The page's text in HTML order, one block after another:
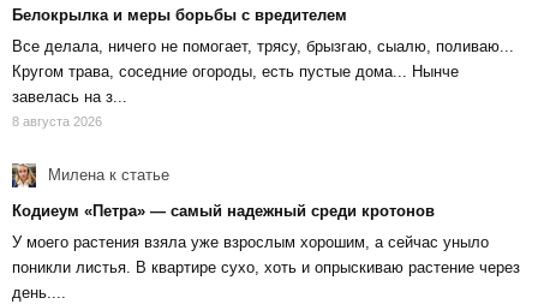
Белокрылка и меры борьбы с вредителем
Все делала, ничего не помогает, трясу, брызгаю, сыалю, поливаю...
Кругом трава, соседние огороды, есть пустые дома... Нынче
завелась на з...
8 августа 2026
Милена к статье
Кодиеум «Петра» — самый надежный среди кротонов
У моего растения взяла уже взрослым хорошим, а сейчас уныло
поникли листья. В квартире сухо, хоть и опрыскиваю растение через
день....